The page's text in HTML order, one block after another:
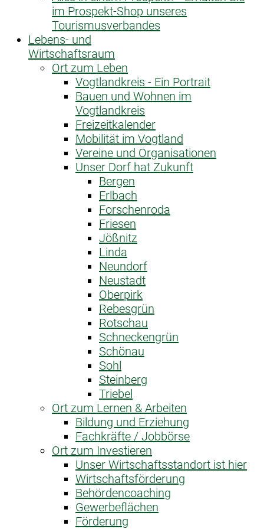
im Prospekt-Shop unseres
Tourismusverbandes
Lebens- und
Wirtschaftsraum
Ort zum Leben
Vogtlandkreis - Ein Portrait
Bauen und Wohnen im
Vogtlandkreis
Freizeitkalender
Mobilität im Vogtland
Vereine und Organisationen
Unser Dorf hat Zukunft
Bergen
Erlbach
Forschenroda
Friesen
Jößnitz
Linda
Neundorf
Neustadt
Oberpirk
Rebesgrün
Rotschau
Schneckengrün
Schönau
Sohl
Steinberg
Triebel
Ort zum Lernen & Arbeiten
Bildung und Erziehung
Fachkräfte / Jobbörse
Ort zum Investieren
Unser Wirtschaftsstandort ist hier
Wirtschaftsförderung
Behördencoaching
Gewerbeflächen
Förderung